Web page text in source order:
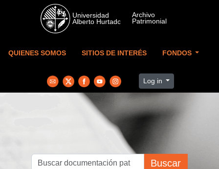
Skip to main content
QUIENES SOMOS SITIOS DE INTERÉS FONDOS
Log in
Buscar